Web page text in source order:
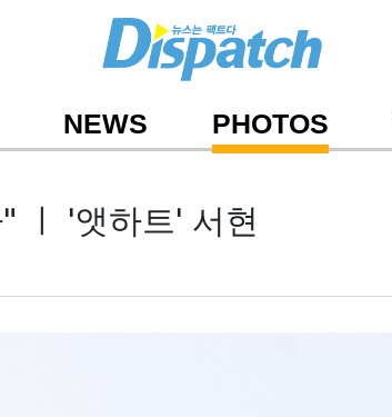
NEWS PHOTOS
ㅣ '앳하트' 서현